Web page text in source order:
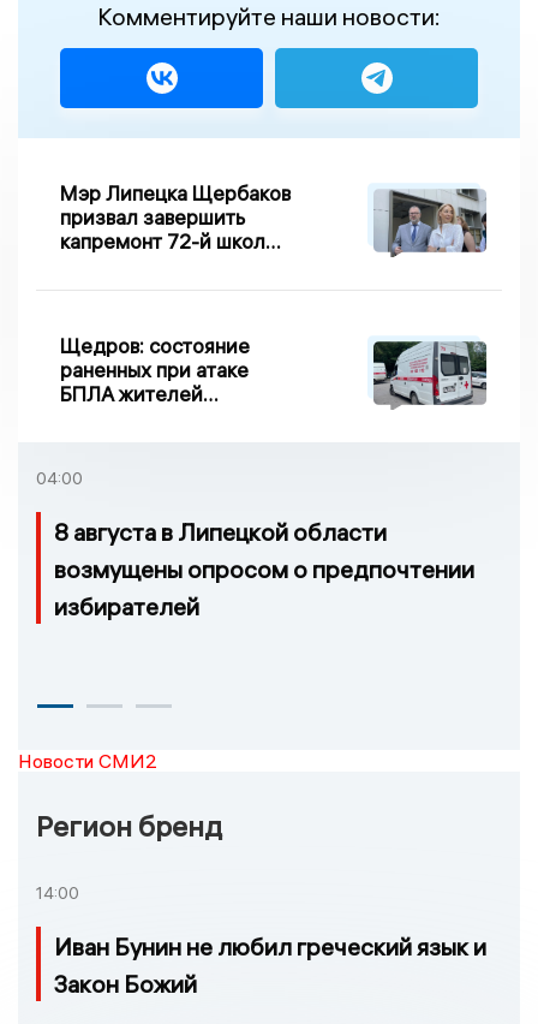
Комментируйте наши новости:
Мэр Липецка Щербаков
призвал завершить
капремонт 72-й школы
Щедров: состояние
раненных при атаке
БПЛА жителей
04:00
8 августа в Липецкой области
возмущены опросом о предпочтении
избирателей
Новости СМИ2
Регион бренд
14:00
Иван Бунин не любил греческий язык и
Закон Божий